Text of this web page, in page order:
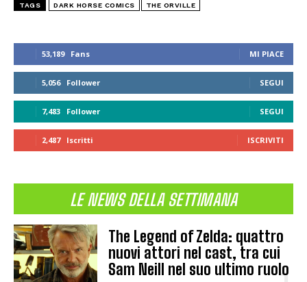
53,189 Fans MI PIACE
5,056 Follower SEGUI
7,483 Follower SEGUI
2,487 Iscritti ISCRIVITI
LE NEWS DELLA SETTIMANA
The Legend of Zelda: quattro
nuovi attori nel cast, tra cui
Sam Neill nel suo ultimo ruolo
TAGS DARK HORSE COMICS THE ORVILLE